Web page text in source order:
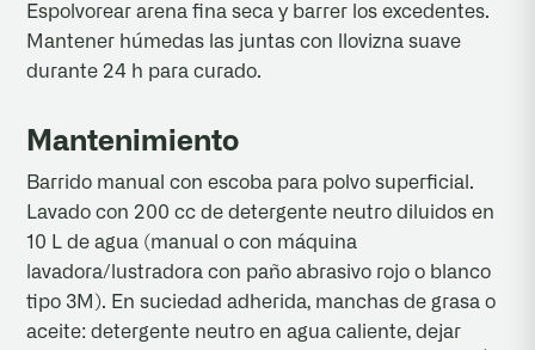
Espolvorear arena fina seca y barrer los excedentes.
Mantener húmedas las juntas con llovizna suave
durante 24 h para curado.
Mantenimiento
Barrido manual con escoba para polvo superficial.
Lavado con 200 cc de detergente neutro diluidos en
10 L de agua (manual o con máquina
lavadora/lustradora con paño abrasivo rojo o blanco
tipo 3M). En suciedad adherida, manchas de grasa o
aceite: detergente neutro en agua caliente, dejar